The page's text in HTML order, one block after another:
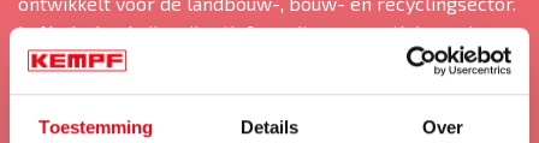
Toestemming Details Over
In Nederland zijn wij actief vanuit onze vestigingen in
Dongen en Oss, waar we dagelijks aan
maatwerkoplossingen voor klanten in binnen- en
buitenland. Van ontwerp tot aflevering: we zorgen dat